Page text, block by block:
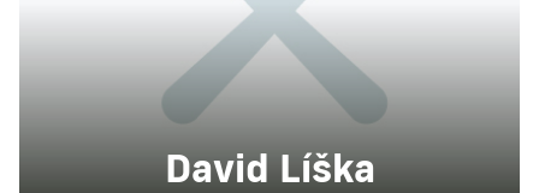
David Líška